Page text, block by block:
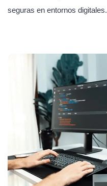
seguras en entornos digitales.